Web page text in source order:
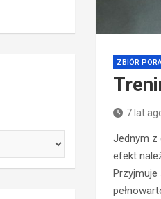
ZBIÓR
7 lat
Jednym z
efekt
Przyjmuje